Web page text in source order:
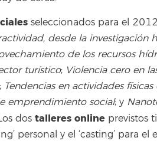
seleccionados para el
desde la investigación
de los recursos
turístico; Violencia cero en
; Tendencias en actividades
emprendimiento social; y
dos talleres online previstos
personal y el ‘casting’ para